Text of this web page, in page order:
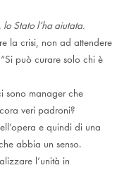
Stato l’ha aiutata.
la crisi, non ad attendere
può curare solo chi è
manager che
veri padroni?
e quindi di una
abbia un senso.
l’unità in